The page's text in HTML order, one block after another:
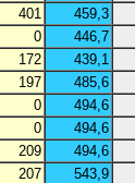
401
459,3
0
446,7
172
439,1
197
485,6
0
494,6
0
494,6
209
494,6
207
543,9